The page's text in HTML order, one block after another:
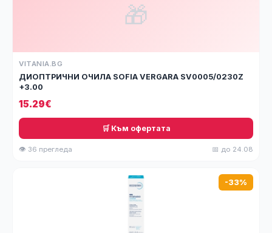
🎁
VITANIA.BG
ДИОПТРИЧНИ ОЧИЛА SOFIA VERGARA SV0005/0230Z
+3.00
15.29€
🛒 Към офертата
👁 36 прегледа 📅 до 24.08
-33%